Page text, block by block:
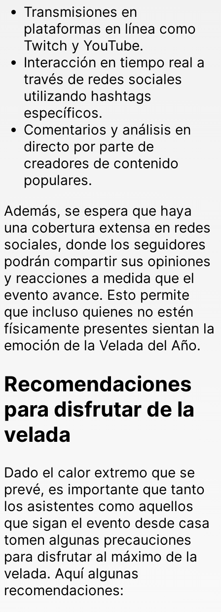
Transmisiones en
plataformas en línea como
Twitch y YouTube.
Interacción en tiempo real a
través de redes sociales
utilizando hashtags
específicos.
Comentarios y análisis en
directo por parte de
creadores de contenido
populares.
Además, se espera que haya
una cobertura extensa en redes
sociales, donde los seguidores
podrán compartir sus opiniones
y reacciones a medida que el
evento avance. Esto permite
que incluso quienes no estén
físicamente presentes sientan la
emoción de la Velada del Año.
Recomendaciones
para disfrutar de la
velada
Dado el calor extremo que se
prevé, es importante que tanto
los asistentes como aquellos
que sigan el evento desde casa
tomen algunas precauciones
para disfrutar al máximo de la
velada. Aquí algunas
recomendaciones: